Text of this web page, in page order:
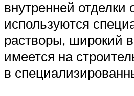
внутренней отделки
используются
растворы, широкий
имеется на
в